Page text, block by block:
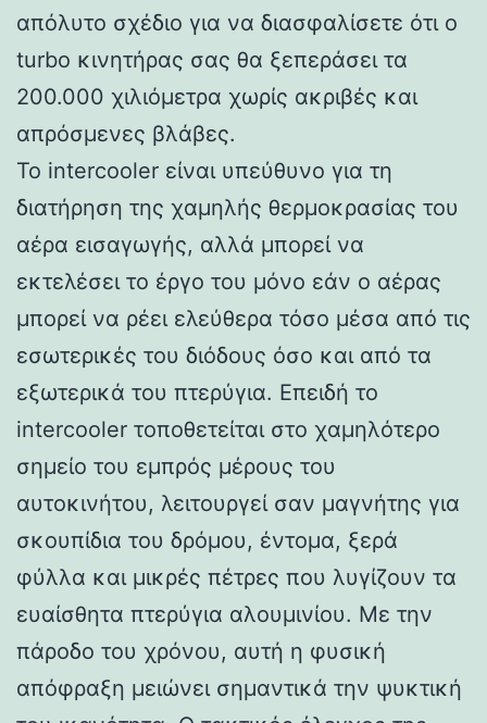
απόλυτο σχέδιο για να διασφαλίσετε ότι ο
turbo κινητήρας σας θα ξεπεράσει τα
200.000 χιλιόμετρα χωρίς ακριβές και
απρόσμενες βλάβες.
Το intercooler είναι υπεύθυνο για τη
διατήρηση της χαμηλής θερμοκρασίας του
αέρα εισαγωγής, αλλά μπορεί να
εκτελέσει το έργο του μόνο εάν ο αέρας
μπορεί να ρέει ελεύθερα τόσο μέσα από τις
εσωτερικές του διόδους όσο και από τα
εξωτερικά του πτερύγια. Επειδή το
intercooler τοποθετείται στο χαμηλότερο
σημείο του εμπρός μέρους του
αυτοκινήτου, λειτουργεί σαν μαγνήτης για
σκουπίδια του δρόμου, έντομα, ξερά
φύλλα και μικρές πέτρες που λυγίζουν τα
ευαίσθητα πτερύγια αλουμινίου. Με την
πάροδο του χρόνου, αυτή η φυσική
απόφραξη μειώνει σημαντικά την ψυκτική